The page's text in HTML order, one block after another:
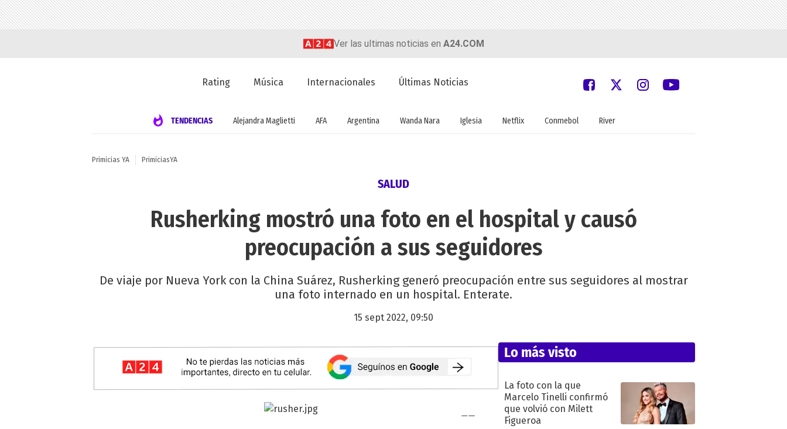
Ver las ultimas noticias en A24.COM
Rating Música Internacionales Últimas Noticias
TENDENCIAS Alejandra Maglietti AFA Argentina Wanda Nara Iglesia Netflix Conmebol River
Primicias YA PrimiciasYA
SALUD
Rusherking mostró una foto en el hospital y causó
preocupación a sus seguidores
De viaje por Nueva York con la China Suárez, Rusherking generó preocupación entre sus seguidores al mostrar
una foto internado en un hospital. Enterate.
15 sept 2022, 09:50
Lo más visto
La foto con la que
Marcelo Tinelli confirmó
que volvió con Milett
Figueroa